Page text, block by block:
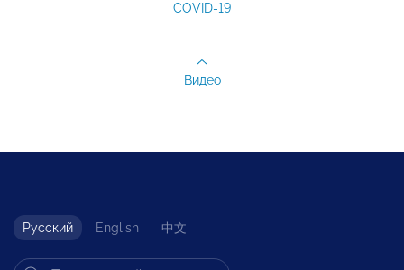
COVID-19
Видео
Русский English 中文